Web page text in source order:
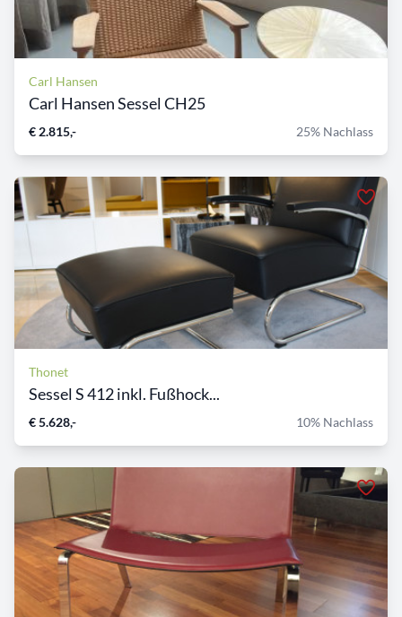
Carl Hansen
Carl Hansen Sessel CH25
€ 2.815,- 25% Nachlass
Thonet
Sessel S 412 inkl. Fußhock...
€ 5.628,- 10% Nachlass